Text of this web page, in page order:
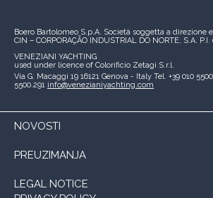
Boero Bartolomeo S.p.A. Società soggetta a direzione
CIN – CORPORAÇÃO INDUSTRIAL DO NORTE, S.A. P.I.
VENEZIANI YACHTING
used under licence of Colorificio Zetagi S.r.l.
Via G. Macaggi 19 16121 Genova - Italy Tel. +39 010
5500.291 info@venezianiyachting.com
NOVOSTI
PREUZIMANJA
LEGAL NOTICE